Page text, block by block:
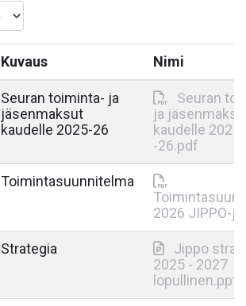
Kuvaus Nimi
Seuran toiminta- ja
jäsenmaksut
kaudelle 2025-26
Seuran
ja
kaudelle 2025
-26.pdf
Toimintasuunnitelma
2026 JIPPO-
Strategia
Jippo
2025 - 2027
lopullinen.pptx